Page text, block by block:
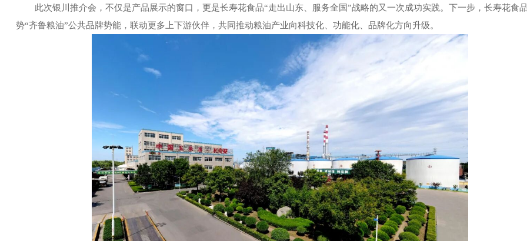
此次银川推介会，不仅是产品展示的窗口，更是长寿花食品“走出山东、服务全国”战略的又一次成功实践。下一步，长寿花食
势“齐鲁粮油”公共品牌势能，联动更多上下游伙伴，共同推动粮油产业向科技化、功能化、品牌化方向升级。